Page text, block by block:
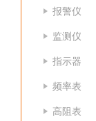
报警仪
监测仪
指示器
频率表
高阻表